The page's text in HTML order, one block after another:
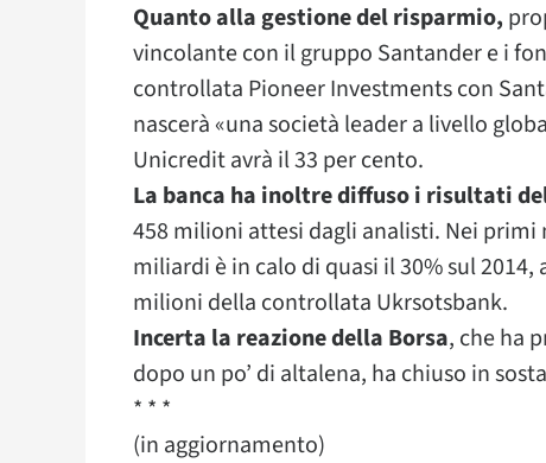
Quanto alla gestione del risparmio,
vincolante con il gruppo Santander e i
controllata Pioneer Investments con
nascerà «una società leader a livello
Unicredit avrà il 33 per cento.
La banca ha inoltre diffuso i risultati
458 milioni attesi dagli analisti. Nei
miliardi è in calo di quasi il 30% sul
milioni della controllata Ukrsotsbank.
Incerta la reazione della Borsa, che ha
dopo un po’ di altalena, ha chiuso in
* * *
(in aggiornamento)